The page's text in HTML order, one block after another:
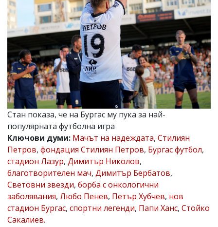
Управители:
Веселин
Василев,
email:
v.vasilev@flagman.bg
Катя
Касабова,
еmail:k.kassabova@flagman.bg
Главен
редактор:
Иван
Колев,
email:
office@flagman.bg
Коментарите
под
статиите
се
въвеждат
от
читателите
и
редакцията
Стан показа, че на Бургас му пука за най-
популярната футболна игра
Ключови думи: Мачът на надеждата, Стилиян
Петров, фондация Стилиян Петров, Бургас футбол,
стадион Лазур, Димитър Николов,
благотворителен мач, Димитър Бербатов,
Световни звезди, борба с онкологични
заболявания, Любо Пенев, Петър Хубчев, нов
стадион Бургас, спортни легенди, Папи Ханс, Стойко
Сакалиев.